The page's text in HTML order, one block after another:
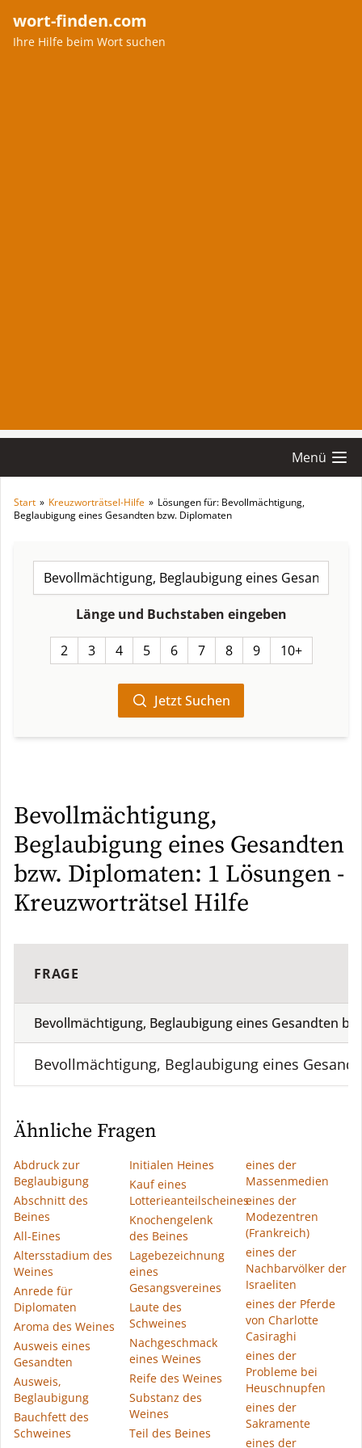
wort-finden.com
Ihre Hilfe beim Wort suchen
Menü
Start » Kreuzworträtsel-Hilfe » Lösungen für: Bevollmächtigung,
Beglaubigung eines Gesandten bzw. Diplomaten
Länge und Buchstaben eingeben
2 3 4 5 6 7 8 9 10+
Jetzt Suchen
Bevollmächtigung,
Beglaubigung eines Gesandten
bzw. Diplomaten: 1 Lösungen -
Kreuzworträtsel Hilfe
FRAGE
Bevollmächtigung, Beglaubigung eines Gesandten
Bevollmächtigung, Beglaubigung eines
Ähnliche Fragen
Abdruck zur
Beglaubigung
Abschnitt des
Beines
All-Eines
Altersstadium des
Weines
Anrede für
Diplomaten
Aroma des Weines
Ausweis eines
Gesandten
Ausweis,
Beglaubigung
Bauchfett des
Schweines
Initialen Heines
Kauf eines
Lotterieanteilscheines
Knochengelenk
des Beines
Lagebezeichnung
eines
Gesangsvereines
Laute des
Schweines
Nachgeschmack
eines Weines
Reife des Weines
Substanz des
Weines
Teil des Beines
eines der
Massenmedien
eines der
Modezentren
(Frankreich)
eines der
Nachbarvölker der
Israeliten
eines der Pferde
von Charlotte
Casiraghi
eines der
Probleme bei
Heuschnupfen
eines der
Sakramente
eines der